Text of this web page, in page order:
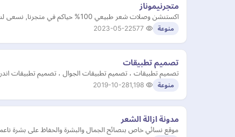
متجرنيموناز
اكستنشن وصلات شعر طبيعي 100% حياكم في متجرنا, نسعى لنوفر لكم شعر اكستنشن وبواريك بأفضل جودة واحسن الاسعار. تواصلي معنا اذا عندك اي سؤال او استفسار.
منوعة 2023-05-22
تصميم تطبيقات
تصميم تطبيقات ، تصميم تطبيقات الجوال ، تصميم تطبيقات
منوعة 2019-10-28
مدونة ازالة الشعر
موقع نسائي خاص بنصائح الجمال والبشرة والحفاظ على بشرة